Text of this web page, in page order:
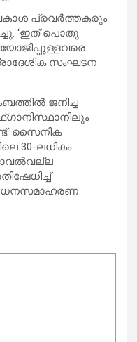
പ്രവർത്തകരും
‘ഇത് പൊതു
സംഘടന
ജനിച്ച
സൈനിക
30-ലധികം
ധനസമാഹരണ